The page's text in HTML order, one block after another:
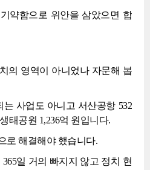
약함으로 위안을 삼았으면 합
의 영역이 아니었나 자문해 봅
사업도 아니고 서산공항 532
태공원 1,236억 원입니다.
로 해결해야 했습니다.
일 거의 빠지지 않고 정치 현